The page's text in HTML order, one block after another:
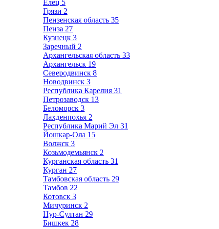
Елец 5
Грязи 2
Пензенская область 35
Пенза 27
Кузнецк 3
Заречный 2
Архангельская область 33
Архангельск 19
Северодвинск 8
Новодвинск 3
Республика Карелия 31
Петрозаводск 13
Беломорск 3
Лахденпохья 2
Республика Марий Эл 31
Йошкар-Ола 15
Волжск 3
Козьмодемьянск 2
Курганская область 31
Курган 27
Тамбовская область 29
Тамбов 22
Котовск 3
Мичуринск 2
Нур-Султан 29
Бишкек 28